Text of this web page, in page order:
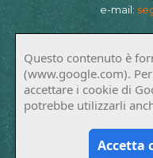
e-mail:
Questo contenuto è
(www.google.com).
accettare i cookie di
potrebbe utilizzarli
Accetta